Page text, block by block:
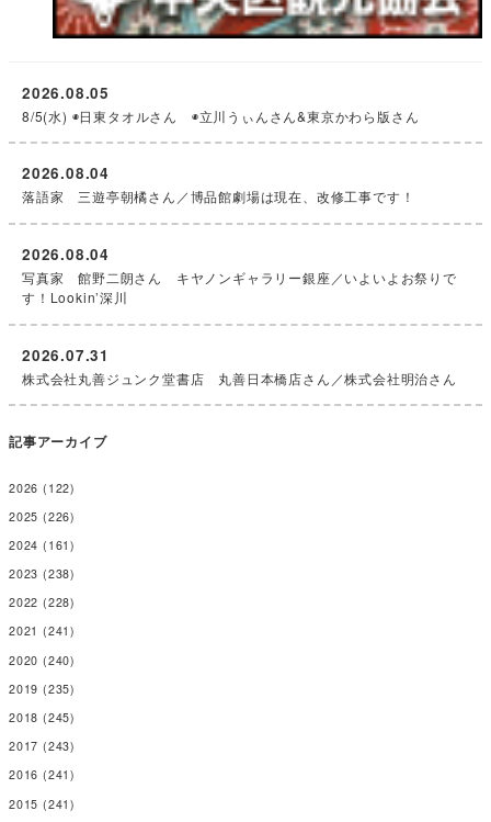
8/5(水) ◉日東タオルさん ◉立川うぃんさん&東京かわら版さん
2026.08.05
落語家 三遊亭朝橘さん／博品館劇場は現在、改修工事です！
2026.08.04
写真家 館野二朗さん キヤノンギャラリー銀座／いよいよお祭りで
す！Lookin’深川
2026.08.04
株式会社丸善ジュンク堂書店 丸善日本橋店さん／株式会社明治さん
2026.07.31
記事アーカイブ
2026 (122)
2025 (226)
2024 (161)
2023 (238)
2022 (228)
2021 (241)
2020 (240)
2019 (235)
2018 (245)
2017 (243)
2016 (241)
2015 (241)